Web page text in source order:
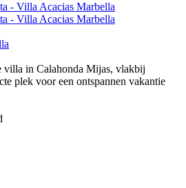
villa in Calahonda Mijas, vlakbij
plek voor een ontspannen vakantie